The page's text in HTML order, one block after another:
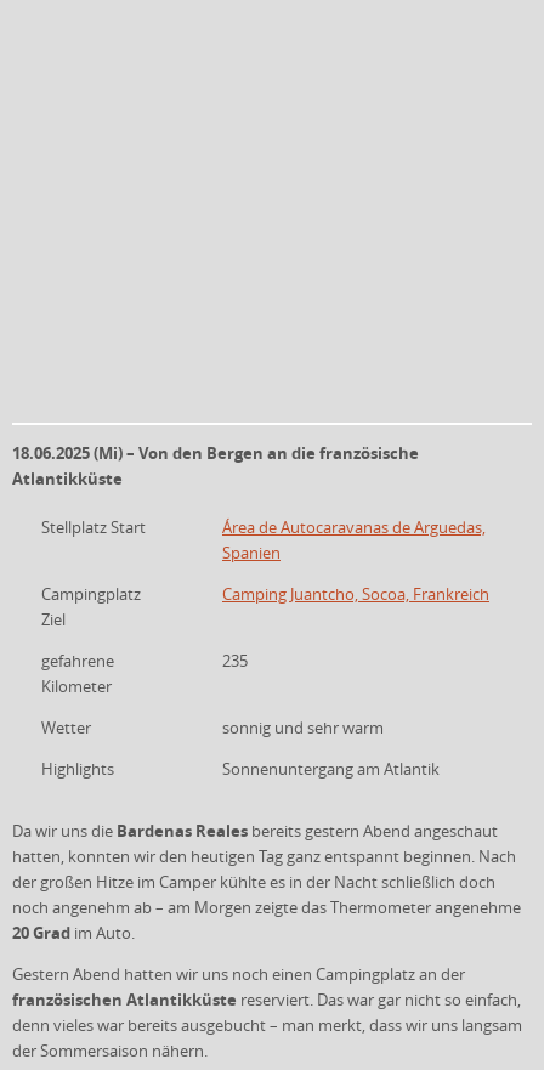
18.06.2025 (Mi) – Von den Bergen an die französische
Atlantikküste
Stellplatz Start
Área de Autocaravanas de Arguedas,
Spanien
Campingplatz
Ziel
Camping Juantcho, Socoa, Frankreich
gefahrene
Kilometer
235
Wetter
sonnig und sehr warm
Highlights
Sonnenuntergang am Atlantik
Da wir uns die Bardenas Reales bereits gestern Abend angeschaut
hatten, konnten wir den heutigen Tag ganz entspannt beginnen. Nach
der großen Hitze im Camper kühlte es in der Nacht schließlich doch
noch angenehm ab – am Morgen zeigte das Thermometer angenehme
20 Grad im Auto.
Gestern Abend hatten wir uns noch einen Campingplatz an der
französischen Atlantikküste reserviert. Das war gar nicht so einfach,
denn vieles war bereits ausgebucht – man merkt, dass wir uns langsam
der Sommersaison nähern.